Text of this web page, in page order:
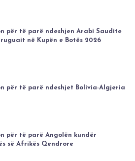
për të parë ndeshjen Arabi Saudite
në Kupën e Botës 2026
për të parë ndeshjet Bolivia-Algjeria
për të parë Angolën kundër
së Afrikës Qendrore